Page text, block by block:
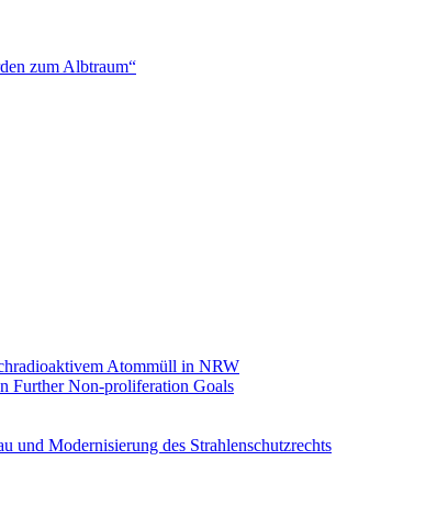
zum Albtraum“
Atommüll in NRW
Further Non-proliferation Goals
und Modernisierung des Strahlenschutzrechts